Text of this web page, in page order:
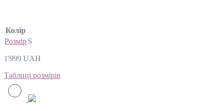
Колір
РозмірS
1'999 UAH
Таблиці розмірів